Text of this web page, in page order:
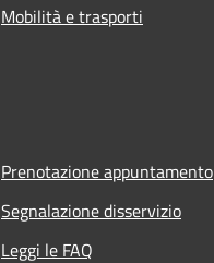
Mobilità e trasporti
Prenotazione appuntamento
Segnalazione disservizio
Leggi le FAQ